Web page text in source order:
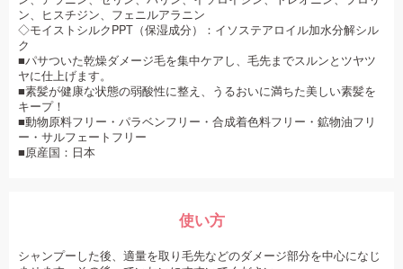
ン、ヒスチジン、フェニルアラニン
◇モイストシルクPPT（保湿成分）：イソステアロイル加水分解シル
ク
■パサついた乾燥ダメージ毛を集中ケアし、毛先までスルンとツヤツ
ヤに仕上げます。
■素髪が健康な状態の弱酸性に整え、うるおいに満ちた美しい素髪を
キープ！
■動物原料フリー・パラベンフリー・合成着色料フリー・鉱物油フリ
ー・サルフェートフリー
■原産国：日本
使い方
シャンプーした後、適量を取り毛先などのダメージ部分を中心になじ